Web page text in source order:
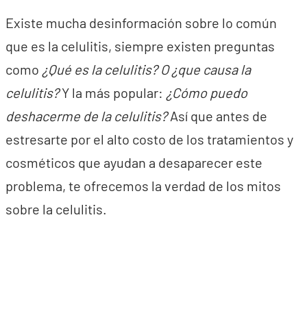
Existe mucha desinformación sobre lo común
que es la celulitis, siempre existen preguntas
como ¿Qué es la celulitis? O ¿que causa la
celulitis?Y la más popular: ¿Cómo puedo
deshacerme de la celulitis?Así que antes de
estresarte por el alto costo de los tratamientos y
cosméticos que ayudan a desaparecer este
problema, te ofrecemos la verdad de los mitos
sobre la celulitis.